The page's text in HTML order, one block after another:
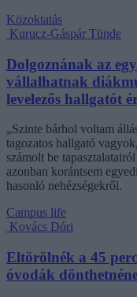
Közoktatás
Kurucz-Gáspár Tünde
Dolgoznának az
vállalhatnak
levelezős hallgatót
„Szinte bárhol voltam
tagozatos hallgató
számolt be
azonban korántsem
hasonló nehézségekről.
Campus life
Kovács Dóri
Eltörölnék a 45
óvodák